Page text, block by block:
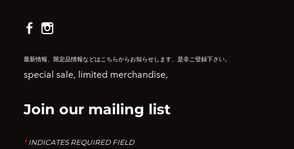
最新情報、限定品情報などはこちらからお知らせします、是非ご登録下さい。
special sale, limited merchandise,
Join our mailing list
*INDICATES REQUIRED FIELD